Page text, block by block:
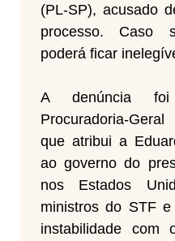
(PL-SP), acusado
processo. Caso
poderá ficar
A denúncia foi
Procuradoria-
que atribui a
ao governo do
nos Estados
ministros do STF
instabilidade com